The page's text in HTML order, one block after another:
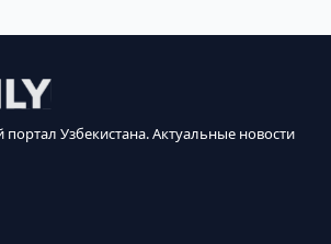
Узбекистана. Актуальные новости